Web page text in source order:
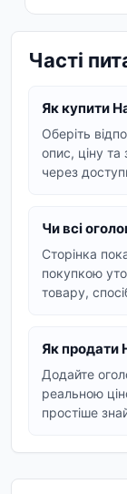
Махрові
кімнати.
для
У нашому
штук до
підібрати
особистого
Переваги
Market:
порядку.
Часті
Як купити
Оберіть
опис, ціну
через
Чи всі
Сторінка
покупкою
товару,
Як продати
Додайте
реальною
простіше